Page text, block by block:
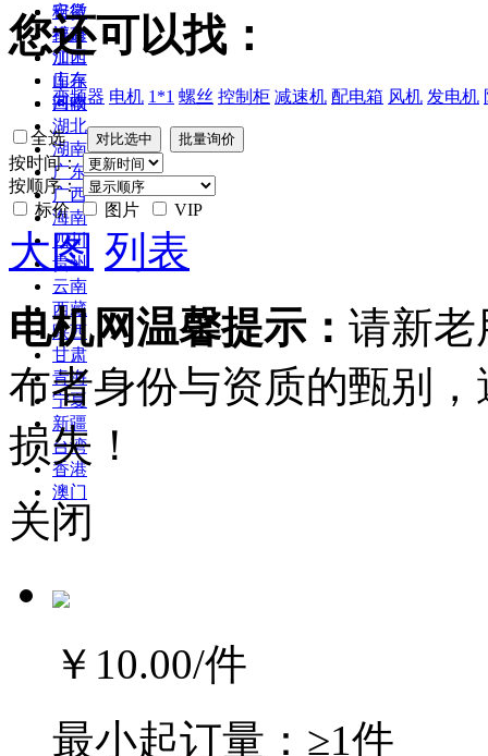
安徽
福建
江西
山东
河南
湖北
湖南
广东
广西
海南
四川
贵州
云南
西藏
陕西
甘肃
青海
宁夏
新疆
台湾
香港
澳门
租赁
维修
加工
库存
回收
您还可以找：
变频器 电机 1*1 螺丝 控制柜 减速机 配电箱 风机 发电机
全选
按时间：
按顺序：
标价
图片 VIP
大图 列表
电机网温馨提示： 请新老
布者身份与资质的甄别
损失！
关闭
￥10.00/件
最小起订量： ≥1件